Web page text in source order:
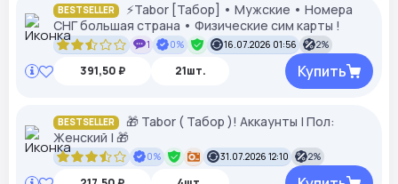
BESTSELLER
⚡Tabor [Табор] • Мужские • Номера
СНГ большая страна • Физические сим карты !
1 0% 16.07.2026 01:56 2%
391,50 ₽ 21шт. Купить
BESTSELLER
🎁 Tabor ( Табор )! Аккаунты | Пол:
Женский | 🎁
0% 31.07.2026 12:10 2%